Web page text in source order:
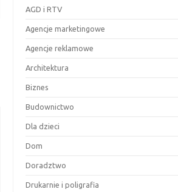
AGD i RTV
Agencje marketingowe
Agencje reklamowe
Architektura
Biznes
Budownictwo
Dla dzieci
Dom
Doradztwo
Drukarnie i poligrafia